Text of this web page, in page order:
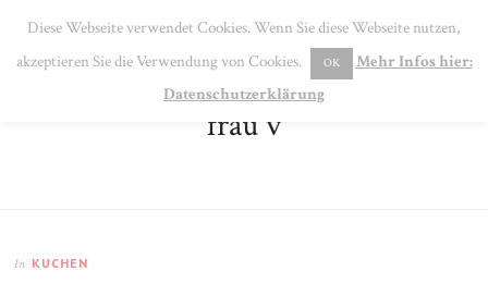
MENU
frau v
In KUCHEN
Diese Webseite verwendet Cookies. Wenn Sie diese Webseite nutzen,
akzeptieren Sie die Verwendung von Cookies.
OK
Mehr Infos hier:
Datenschutzerklärung